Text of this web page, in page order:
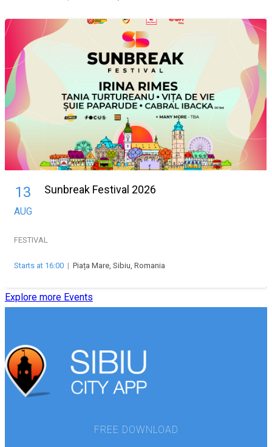
13
AUG
Sunbreak Festival 2026
FESTIVAL
Starts at 16:00 | Piața Mare, Sibiu, Romania
Explore more Events
FREE DOWNLOAD